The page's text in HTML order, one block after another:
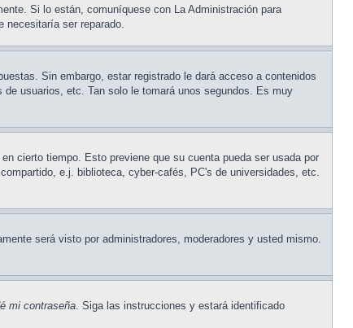
Si lo están, comuníquese con La Administración para
necesitaría ser reparado.
Sin embargo, estar registrado le dará acceso a contenidos
usuarios, etc. Tan solo le tomará unos segundos. Es muy
cierto tiempo. Esto previene que su cuenta pueda ser usada por
e.j. biblioteca, cyber-cafés, PC's de universidades, etc.
será visto por administradores, moderadores y usted mismo.
mi contraseña. Siga las instrucciones y estará identificado